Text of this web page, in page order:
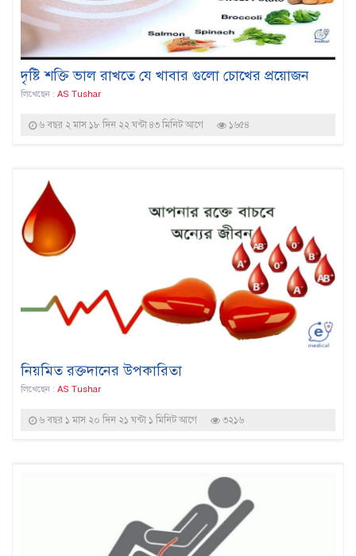
দৃষ্টি শক্তি ভাল রাখতে যে খাবার গুলো চোখের প্রয়োজন
লিখেছেন : AS Tushar
৬ বছর ২ মাস ১৮ দিন ২২ ঘন্টা ৪৩ মিনিট আগে ১৬৫৪
‌নিয়‌মিত রক্তদা‌নের উপকা‌রিতা
লিখেছেন : AS Tushar
৬ বছর ১ মাস ২০ দিন ২১ ঘন্টা ১ মিনিট আগে ৩২১৬